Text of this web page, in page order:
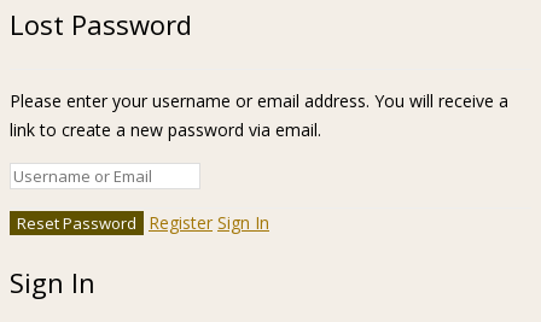
Lost Password
Please enter your username or email address. You will receive a
link to create a new password via email.
Register Sign In
Sign In